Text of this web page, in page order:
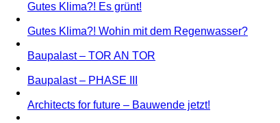
Gutes Klima?! Es grünt!
Gutes Klima?! Wohin mit dem Regenwasser?
Baupalast – TOR AN TOR
Baupalast – PHASE III
Architects for future – Bauwende jetzt!